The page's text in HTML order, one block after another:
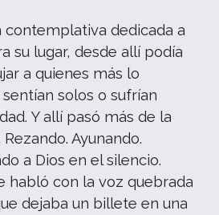
contemplativa dedicada a
su lugar, desde allí podía
a quienes más lo
solos o sufrían
Y allí pasó más de la
Ayunando.
a Dios en el silencio.
habló con la voz quebrada
dejaba un billete en una